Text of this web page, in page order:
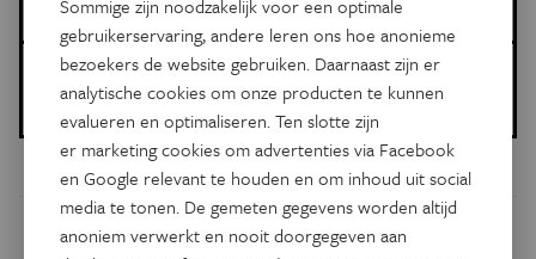
Gepubliceerd op:
27 juli 2020
Dit artikel delen op:
Sommige zijn noodzakelijk voor een optimale
gebruikerservaring, andere leren ons hoe anonieme
bezoekers de website gebruiken. Daarnaast zijn er
analytische cookies om onze producten te kunnen
evalueren en optimaliseren. Ten slotte zijn
er marketing cookies om advertenties via Facebook
en Google relevant te houden en om inhoud uit social
media te tonen. De gemeten gegevens worden altijd
anoniem verwerkt en nooit doorgegeven aan